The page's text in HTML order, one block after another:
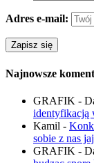
Adres e-mail:
Najnowsze
GRAFIK -
identyfikacją
Kamil -
sobie z nas
GRAFIK -